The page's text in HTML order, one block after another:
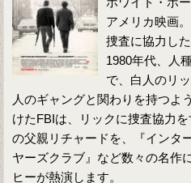
アメリカ映画
捜査に協力し
1980年代、人
で、白人のリ
人のギャングと関わりを持つよ
けたFBIは、リックに捜査協力
の父親リチャードを、『インタ
ヤーズクラブ』など数々の名作
ヒーが熱演します。